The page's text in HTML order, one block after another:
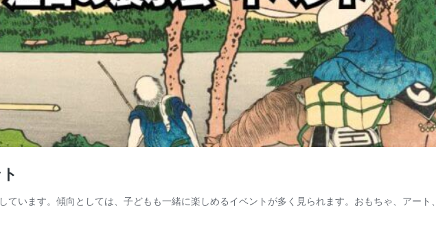
います。傾向としては、子どもも一緒に楽しめるイベントが多く見られます。おもちゃ、アー